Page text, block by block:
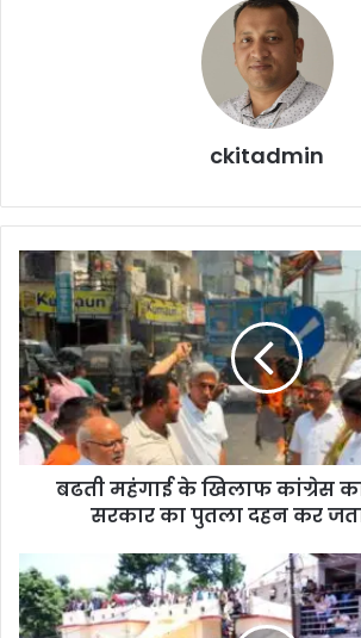
ckitadmin
ब
ढ
ती
म
हं
गा
ई
के
ग्रे
स
का
बढती महंगाई के खिलाफ कांग्रेस का
सरकार का पुतला दहन कर
लो
क
सं